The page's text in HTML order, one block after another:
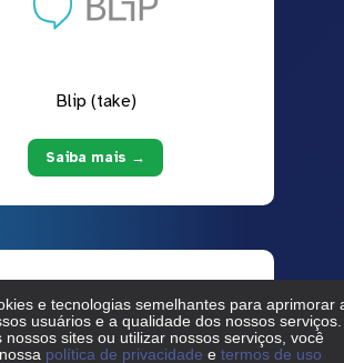
Blip (take)
Saiba mais →